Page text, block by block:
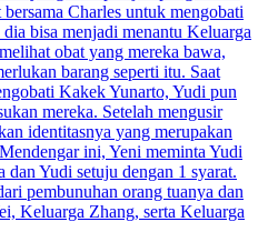
Charles untuk mengobati
bisa menjadi menantu Keluarga
obat yang mereka bawa,
barang seperti itu. Saat
Kakek Yunarto, Yudi pun
mereka. Setelah mengusir
identitasnya yang merupakan
ini, Yeni meminta Yudi
Yudi setuju dengan 1 syarat.
pembunuhan orang tuanya dan
Keluarga Zhang, serta Keluarga